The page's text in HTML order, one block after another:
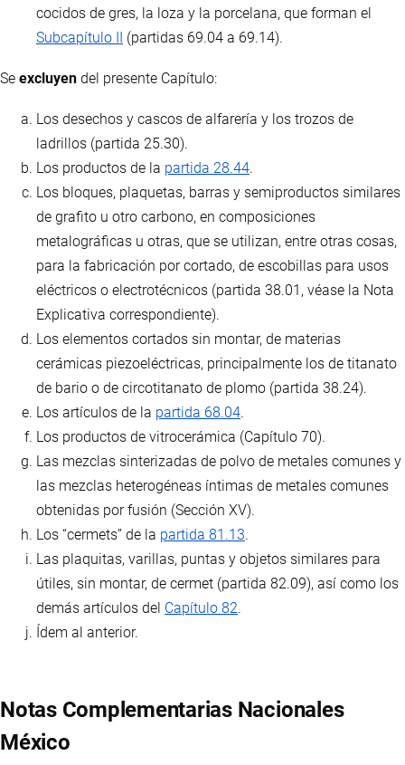
cocidos de gres, la loza y la porcelana, que forman el
Subcapítulo II (partidas 69.04 a 69.14).
Se excluyen del presente Capítulo:
Los desechos y cascos de alfarería y los trozos de
ladrillos (partida 25.30).
Los productos de la partida 28.44.
Los bloques, plaquetas, barras y semiproductos similares
de grafito u otro carbono, en composiciones
metalográficas u otras, que se utilizan, entre otras cosas,
para la fabricación por cortado, de escobillas para usos
eléctricos o electrotécnicos (partida 38.01, véase la Nota
Explicativa correspondiente).
Los elementos cortados sin montar, de materias
cerámicas piezoeléctricas, principalmente los de titanato
de bario o de circotitanato de plomo (partida 38.24).
Los artículos de la partida 68.04.
Los productos de vitrocerámica (Capítulo 70).
Las mezclas sinterizadas de polvo de metales comunes y
las mezclas heterogéneas íntimas de metales comunes
obtenidas por fusión (Sección XV).
Los “cermets” de la partida 81.13.
Las plaquitas, varillas, puntas y objetos similares para
útiles, sin montar, de cermet (partida 82.09), así como los
demás artículos del Capítulo 82.
Ídem al anterior.
Notas Complementarias Nacionales
México